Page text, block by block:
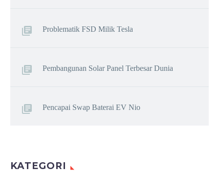
Problematik FSD Milik Tesla
Pembangunan Solar Panel Terbesar Dunia
Pencapai Swap Baterai EV Nio
KATEGORI